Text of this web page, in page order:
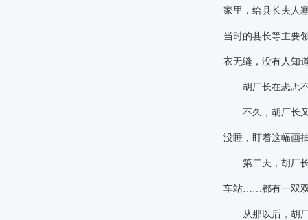
家里，给县长夫人
当时的县长等主要
衣无缝，没有人知
胡厂长在忐忑不
不久，胡厂长又
没睡，盯着这幅画
第二天，胡厂长
车站……都有一双双
从那以后，胡厂